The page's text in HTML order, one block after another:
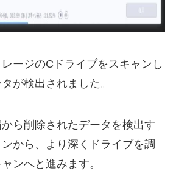
ージのCドライブをスキャンし
が検出されました。
ら削除されたデータを検出す
から、より深くドライブを調
ンへと進みます。